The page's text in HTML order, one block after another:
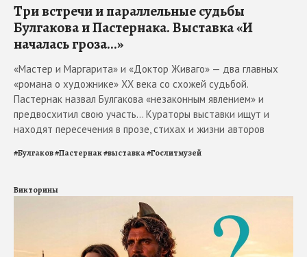
Три встречи и параллельные судьбы
Булгакова и Пастернака. Выставка «И
началась гроза...»
«Мастер и Маргарита» и «Доктор Живаго» — два главных
«романа о художнике» ХХ века со схожей судьбой.
Пастернак назвал Булгакова «незаконным явлением» и
предвосхитил свою участь... Кураторы выставки ищут и
находят пересечения в прозе, стихах и жизни авторов
#Булгаков#Пастернак#выставка#Гослитмузей
Викторины